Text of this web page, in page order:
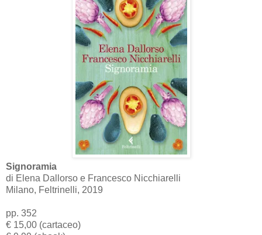
Signoramia
di Elena Dallorso e Francesco Nicchiarelli
Milano, Feltrinelli, 2019
pp. 352
€ 15,00 (cartaceo)